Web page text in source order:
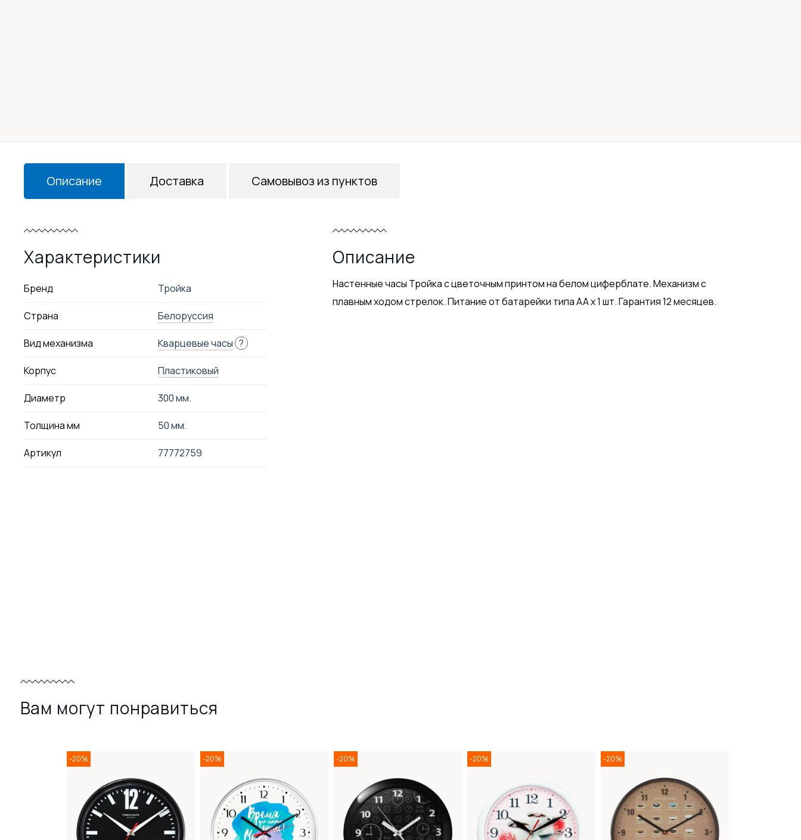
Описание
Характеристики
Бренд Тройка
Страна Белоруссия
Вид механизма Кварцевые часы ?
Корпус Пластиковый
Диаметр 300 мм.
Толщина мм 50 мм.
Артикул 77772759
Описание
Настенные часы Тройка с цветочным принтом на белом циферблате. Механизм с
плавным ходом стрелок. Питание от батарейки типа АА х 1 шт. Гарантия 12 месяцев.
Доставка Самовывоз из пунктов
Вам могут понравиться
-20% -20% -20% -20% -20%